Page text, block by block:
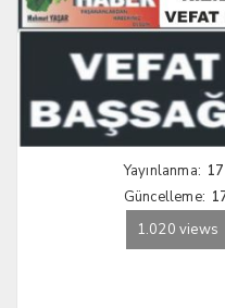
Yayınlanma:
Güncelleme:
1.020 views